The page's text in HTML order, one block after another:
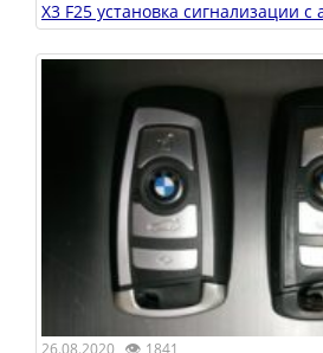
X3 F25 установка сигнализации с
26.08.2020 👁 1841